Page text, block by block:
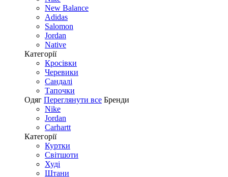
New Balance
Adidas
Salomon
Jordan
Native
Категорії
Кросівки
Черевики
Сандалі
Tапочки
Одяг Переглянути все Бренди
Nike
Jordan
Carhartt
Категорії
Куртки
Світшоти
Худі
Штани